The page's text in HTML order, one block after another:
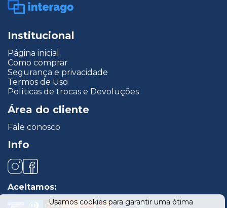
Institucional
Página inicial
Como comprar
Segurança e privacidade
Termos de Uso
Políticas de trocas e Devoluções
Área do cliente
Fale conosco
Info
Aceitamos:
Usamos cookies para garantir uma ótima